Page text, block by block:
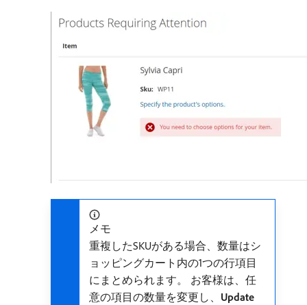
メモ
重複したSKUがある場合、数量はシ
ョッピングカート内の1つの行項目
にまとめられます。 お客様は、任
意の項目の数量を変更し、 Update